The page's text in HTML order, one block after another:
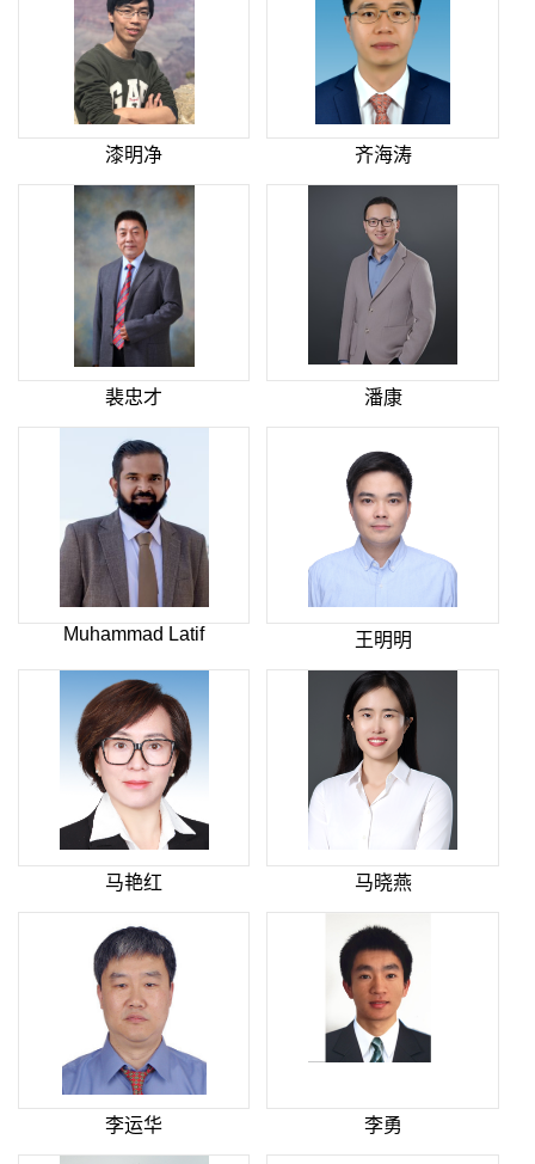
漆明净 齐海涛
裴忠才 潘康
Muhammad Latif 王明明
马艳红 马晓燕
李运华 李勇